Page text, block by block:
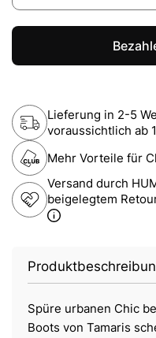
Lieferung in 2-5
voraussichtlich ab
Mehr Vorteile für
Versand durch
beigelegtem
Spüre urbanen Chic
Boots von Tamaris